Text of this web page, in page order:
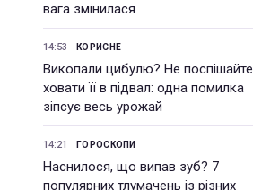
вага змінилася
14:53 КОРИСНЕ
Викопали цибулю? Не поспішайте
ховати її в підвал: одна помилка
зіпсує весь урожай
14:21 ГОРОСКОПИ
Наснилося, що випав зуб? 7
популярних тлумачень із різних